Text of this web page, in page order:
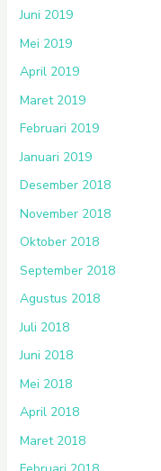
Juni 2019
Mei 2019
April 2019
Maret 2019
Februari 2019
Januari 2019
Desember 2018
November 2018
Oktober 2018
September 2018
Agustus 2018
Juli 2018
Juni 2018
Mei 2018
April 2018
Maret 2018